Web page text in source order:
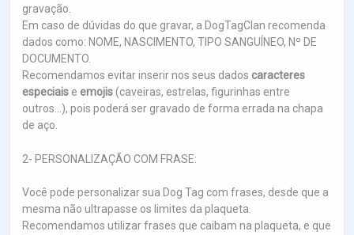
gravação.
Em caso de dúvidas do que gravar, a DogTagClan recomenda
dados como: NOME, NASCIMENTO, TIPO SANGUÍNEO, Nº DE
DOCUMENTO.
Recomendamos evitar inserir nos seus dados caracteres
especiais e emojis(caveiras, estrelas, figurinhas entre
outros...), pois poderá ser gravado de forma errada na chapa
de aço.
2- PERSONALIZAÇÃO COM FRASE:
Você pode personalizar sua Dog Tag com frases, desde que a
mesma não ultrapasse os limites da plaqueta.
Recomendamos utilizar frases que caibam na plaqueta, e que